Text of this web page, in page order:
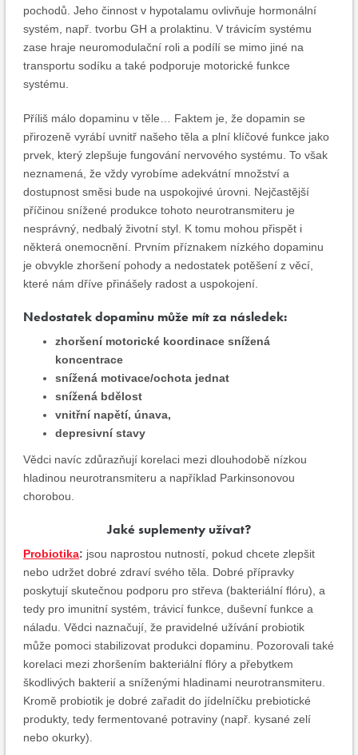
pochodů. Jeho činnost v hypotalamu ovlivňuje hormonální
systém, např. tvorbu GH a prolaktinu. V trávicím systému
zase hraje neuromodulační roli a podílí se mimo jiné na
transportu sodíku a také podporuje motorické funkce
systému.
Příliš málo dopaminu v těle… Faktem je, že dopamin se
přirozeně vyrábí uvnitř našeho těla a plní klíčové funkce jako
prvek, který zlepšuje fungování nervového systému. To však
neznamená, že vždy vyrobíme adekvátní množství a
dostupnost směsi bude na uspokojivé úrovni. Nejčastější
příčinou snížené produkce tohoto neurotransmiteru je
nesprávný, nedbalý životní styl. K tomu mohou přispět i
některá onemocnění. Prvním příznakem nízkého dopaminu
je obvykle zhoršení pohody a nedostatek potěšení z věcí,
které nám dříve přinášely radost a uspokojení.
Nedostatek dopaminu může mít za následek:
zhoršení motorické koordinace snížená
koncentrace
snížená motivace/ochota jednat
snížená bdělost
vnitřní napětí, únava,
depresivní stavy
Vědci navíc zdůrazňují korelaci mezi dlouhodobě nízkou
hladinou neurotransmiteru a například Parkinsonovou
chorobou.
Jaké suplementy užívat?
Probiotika: jsou naprostou nutností, pokud chcete zlepšit
nebo udržet dobré zdraví svého těla. Dobré přípravky
poskytují skutečnou podporu pro střeva (bakteriální flóru), a
tedy pro imunitní systém, trávicí funkce, duševní funkce a
náladu. Vědci naznačují, že pravidelné užívání probiotik
může pomoci stabilizovat produkci dopaminu. Pozorovali také
korelaci mezi zhoršením bakteriální flóry a přebytkem
škodlivých bakterií a sníženými hladinami neurotransmiteru.
Kromě probiotik je dobré zařadit do jídelníčku prebiotické
produkty, tedy fermentované potraviny (např. kysané zelí
nebo okurky).